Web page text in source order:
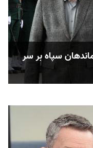
سپاه بر سر